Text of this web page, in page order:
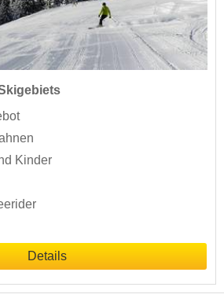
Kinder
Details